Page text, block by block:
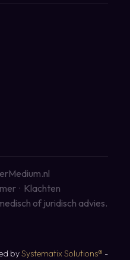
· Klachten
of juridisch advies.
bySystematix Solutions® -